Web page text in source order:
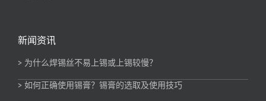
新闻资讯
> 为什么焊锡丝不易上锡或上锡较慢？
> 如何正确使用锡膏？锡膏的选取及使用技巧